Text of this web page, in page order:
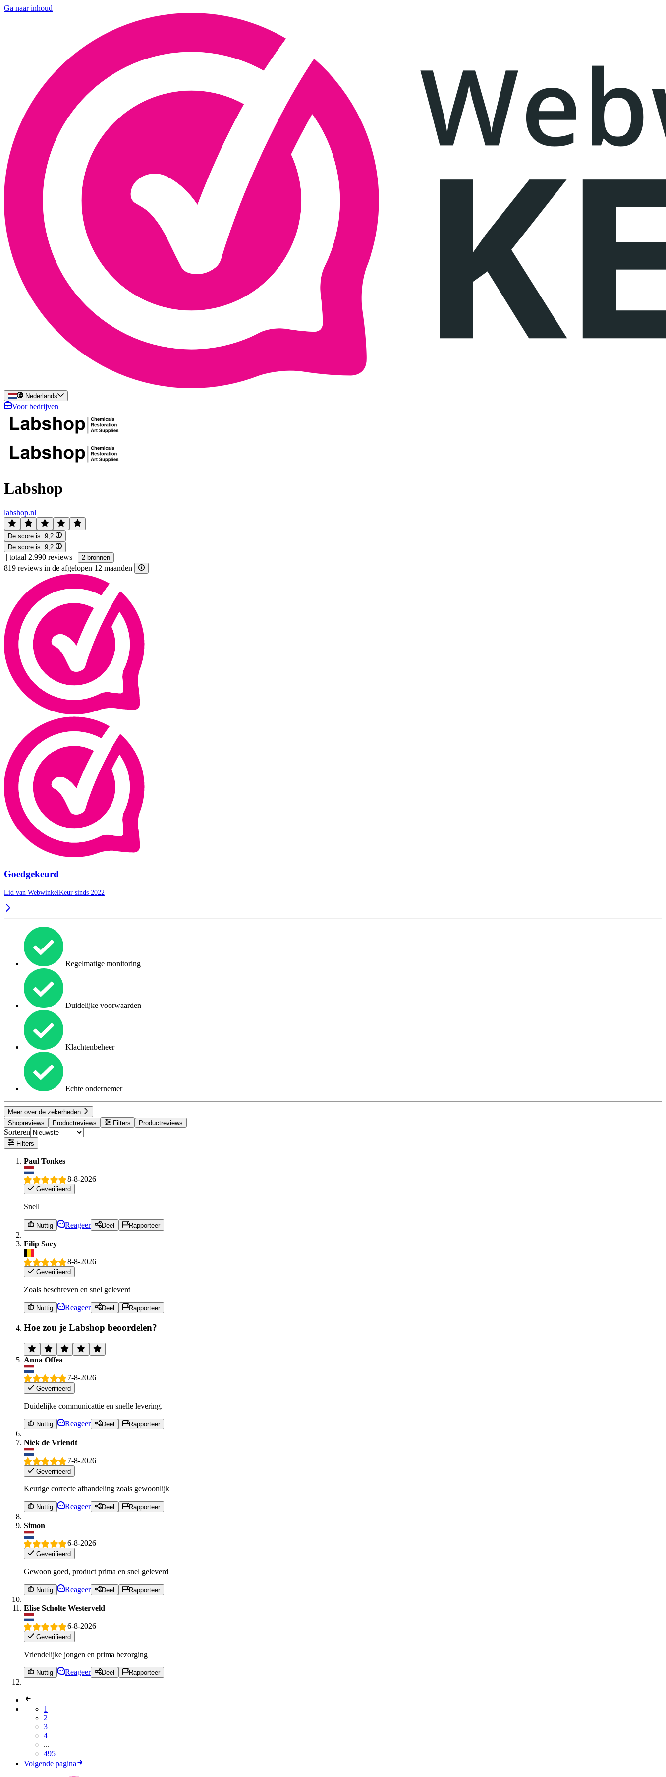
Ga naar inhoud
Nederlands
Voor bedrijven
Labshop
labshop.nl
De score is: 9,2
De score is: 9,2
| totaal 2.990 reviews | 2 bronnen
819 reviews in de afgelopen 12 maanden
Goedgekeurd
Lid van WebwinkelKeur sinds 2022
Regelmatige monitoring
Duidelijke voorwaarden
Klachtenbeheer
Echte ondernemer
Meer over de zekerheden
Shopreviews
Productreviews Filters Productreviews
Sorteren
Filters
Paul Tonkes
8-8-2026
Geverifieerd
Snell
Nuttig Reageer Deel Rapporteer
Filip Saey
8-8-2026
Geverifieerd
Zoals beschreven en snel geleverd
Nuttig Reageer Deel Rapporteer
Hoe zou je Labshop beoordelen?
Anna Offea
7-8-2026
Geverifieerd
Duidelijke communicattie en snelle levering.
Nuttig Reageer Deel Rapporteer
Niek de Vriendt
7-8-2026
Geverifieerd
Keurige correcte afhandeling zoals gewoonlijk
Nuttig Reageer Deel Rapporteer
Simon
6-8-2026
Geverifieerd
Gewoon goed, product prima en snel geleverd
Nuttig Reageer Deel Rapporteer
Elise Scholte Westerveld
6-8-2026
Geverifieerd
Vriendelijke jongen en prima bezorging
Nuttig Reageer Deel Rapporteer
1
2
3
4
...
495
Volgende pagina